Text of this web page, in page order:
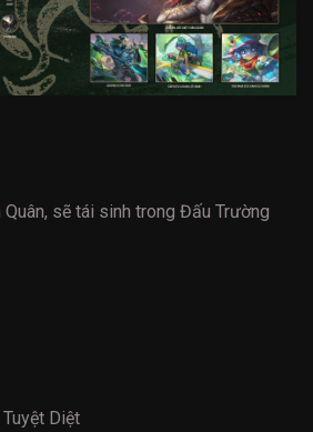
Quân, sẽ tái sinh trong Đấu Trường
Diệt